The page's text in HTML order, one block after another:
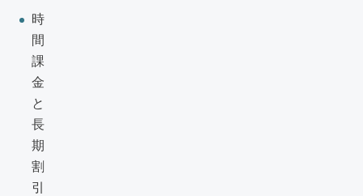
時
間
課
金
と
長
期
割
引